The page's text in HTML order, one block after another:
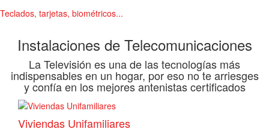
Teclados, tarjetas, biométricos...
Instalaciones de Telecomunicaciones
La Televisión es una de las tecnologías más
indispensables en un hogar, por eso no te arriesges
y confía en los mejores antenistas certificados
Viviendas Unifamiliares